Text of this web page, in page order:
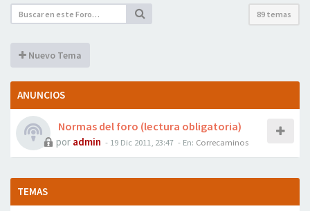
89 temas
Nuevo Tema
ANUNCIOS
Normas del foro (lectura obligatoria)
por admin - 19 Dic 2011, 23:47 - En: Correcaminos
TEMAS